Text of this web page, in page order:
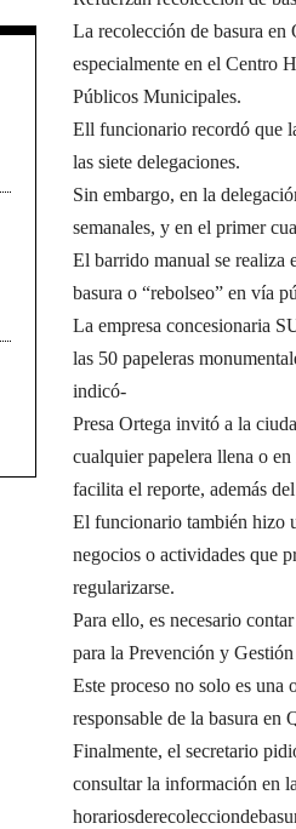
La recolección de basura en
especialmente en el Centro
Públicos Municipales.
Ell funcionario recordó que
las siete delegaciones.
Sin embargo, en la
semanales, y en el primer
El barrido manual se realiza
basura o “rebolseo” en vía
La empresa concesionaria
las 50 papeleras
indicó-
Presa Ortega invitó a la
cualquier papelera llena o
facilita el reporte, además
El funcionario también hizo
negocios o actividades que
regularizarse.
Para ello, es necesario
para la Prevención y
Este proceso no solo es
responsable de la basura en
Finalmente, el secretario
consultar la información en